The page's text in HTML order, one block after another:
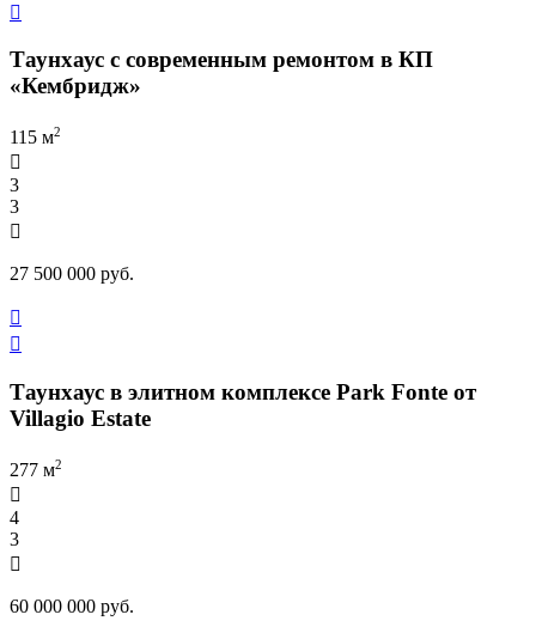

Таунхаус с современным ремонтом в КП
«Кембридж»
115 м2

3
3

27 500 000 руб.


Таунхаус в элитном комплексе Park Fonte от
Villagio Estate
277 м2

4
3

60 000 000 руб.